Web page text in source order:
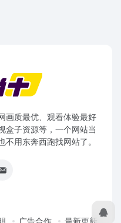
画质最优、观看体验最好
盒子资源等，一个网站当
用东奔西跑找网站了。
广告合作 最新更新